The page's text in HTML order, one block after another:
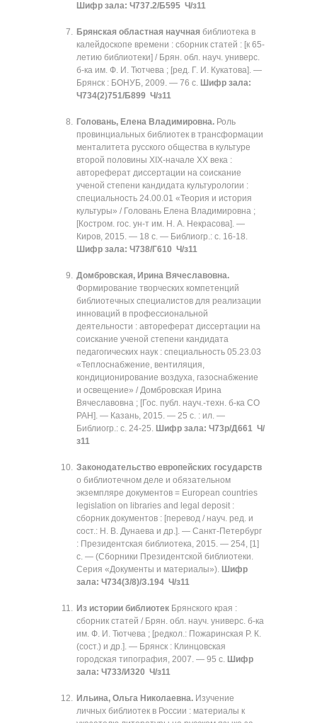
Шифр зала: Ч737.2/Б595 Ч/з11
Брянская областная научная библиотека в
калейдоскопе времени : сборник статей : [к 65-
летию библиотеки] / Брян. обл. науч. универс.
б-ка им. Ф. И. Тютчева ; [ред. Г. И. Кукатова]. —
Брянск : БОНУБ, 2009. — 76 с. Шифр зала:
Ч734(2)751/Б899 Ч/з11
Головань, Елена Владимировна. Роль
провинциальных библиотек в трансформации
менталитета русского общества в культуре
второй половины XIX-начале XX века :
автореферат диссертации на соискание
ученой степени кандидата культурологии :
специальность 24.00.01 «Теория и история
культуры» / Головань Елена Владимировна ;
[Костром. гос. ун-т им. Н. А. Некрасова]. —
Киров, 2015. — 18 с. — Библиогр.: с. 16-18.
Шифр зала: Ч738/Г610 Ч/з11
Домбровская, Ирина Вячеславовна.
Формирование творческих компетенций
библиотечных специалистов для реализации
инноваций в профессиональной
деятельности : автореферат диссертации на
соискание ученой степени кандидата
педагогических наук : специальность 05.23.03
«Теплоснабжение, вентиляция,
кондиционирование воздуха, газоснабжение
и освещение» / Домбровская Ирина
Вячеславовна ; [Гос. публ. науч.-техн. б-ка СО
РАН]. — Казань, 2015. — 25 с. : ил. —
Библиогр.: с. 24-25. Шифр зала: Ч73р/Д661 Ч/
з11
Законодательство европейских государств
о библиотечном деле и обязательном
экземпляре документов = European countries
legislation on libraries and legal deposit :
сборник документов : [перевод / науч. ред. и
сост.: Н. В. Дунаева и др.]. — Санкт-Петербург
: Президентская библиотека, 2015. — 254, [1]
с. — (Сборники Президентской библиотеки.
Серия «Документы и материалы»). Шифр
зала: Ч734(3/8)/З.194 Ч/з11
Из истории библиотек Брянского края :
сборник статей / Брян. обл. науч. универс. б-ка
им. Ф. И. Тютчева ; [редкол.: Пожаринская Р. К.
(сост.) и др.]. — Брянск : Клинцовская
городская типография, 2007. — 95 с. Шифр
зала: Ч733/И320 Ч/з11
Ильина, Ольга Николаевна. Изучение
личных библиотек в России : материалы к